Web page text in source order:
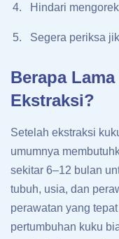
Hindari
Segera periksa
Berapa
Ekstraksi?
Setelah ekstraksi
umumnya
sekitar 6–12 bulan
tubuh, usia, dan
perawatan yang
pertumbuhan kuku